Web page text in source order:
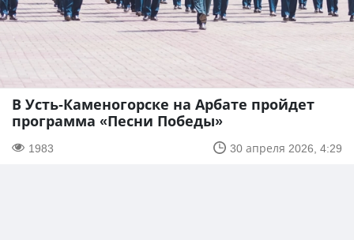
В Усть-Каменогорске на Арбате пройдет
программа «Песни Победы»
1983 30 апреля 2026, 4:29